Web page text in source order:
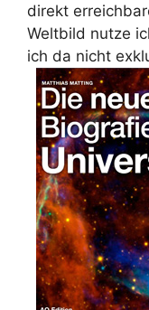
direkt
Weltbild nutze
ich da nicht